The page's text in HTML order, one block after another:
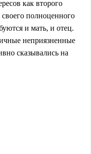
как второго
полноценного
и мать, и отец.
неприязненные
сказывались на